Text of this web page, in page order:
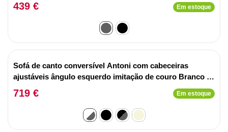
439 € Em estoque
Sofá de canto conversível Antoni com cabeceiras
ajustáveis ângulo esquerdo imitação de couro Branco e
tecido Cinza claro.
719 € Em estoque